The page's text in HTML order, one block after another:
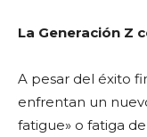
La Generación Z
A pesar del éxito
enfrentan un
fatigue» o fatiga